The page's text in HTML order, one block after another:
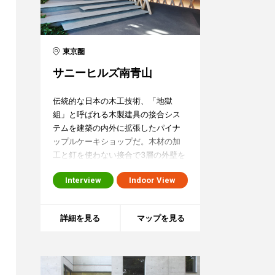
東京圏
サニーヒルズ南青山
伝統的な日本の木工技術、「地獄
組」と呼ばれる木製建具の接合シス
テムを建築の内外に拡張したパイナ
ップルケーキショップだ。木材の加
工と釘を使わない接合で3層の外壁を
かで異彩を放つ。それでいて森のよ
ザインの特徴
Interview Indoor View
詳細を見る マップを見る